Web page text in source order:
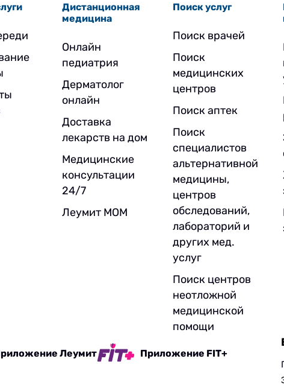
Дистанционная
медицина
Онлайн
педиатрия
Дерматолог
онлайн
Доставка
лекарств на дом
Медицинские
консультации
24/7
Леумит МОМ
Поиск услуг
Поиск врачей
Поиск
медицинских
центров
Поиск аптек
Поиск
специалистов
альтернативной
медицины,
центров
обследований,
лабораторий и
других мед.
услуг
Поиск центров
неотложной
медицинской
помощи
Леумит Приложение FIT+